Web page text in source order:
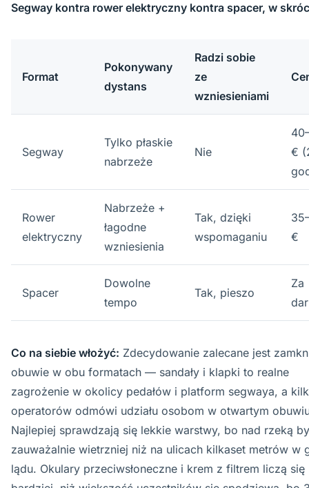
Segway kontra rower elektryczny kontra spacer, w
Format
Pokonywany
dystans
Radzi sobie
ze
wzniesieniami
Segway
Tylko płaskie
nabrzeże
Nie
€
Rower
elektryczny
Nabrzeże +
łagodne
wzniesienia
Tak, dzięki
wspomaganiu
€
Spacer
Dowolne
tempo
Tak, pieszo
Za
Co na siebie włożyć: Zdecydowanie zalecane jest
obuwie w obu formatach — sandały i klapki to realne
zagrożenie w okolicy pedałów i platform segwaya, a
operatorów odmówi udziału osobom w otwartym
Najlepiej sprawdzają się lekkie warstwy, bo nad rzeką
zauważalnie wietrzniej niż na ulicach kilkaset metrów w
lądu. Okulary przeciwsłoneczne i krem z filtrem liczą się